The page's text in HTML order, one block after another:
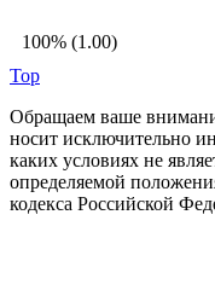
100% (1.00)
Top
Обращаем ваше
носит исключительно
каких условиях не
определяемой
кодекса Российской